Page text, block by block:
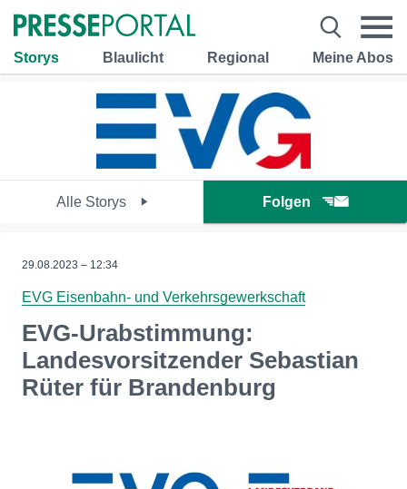
Storys Blaulicht Regional Meine Abos
Alle Storys Folgen
29.08.2023 – 12:34
EVG Eisenbahn- und Verkehrsgewerkschaft
EVG-Urabstimmung:
Landesvorsitzender Sebastian
Rüter für Brandenburg